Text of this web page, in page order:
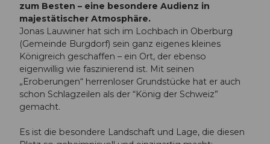
zum Besten – eine besondere Audienz in
majestätischer Atmosphäre.
Jonas Lauwiner hat sich im Lochbach in Oberburg
(Gemeinde Burgdorf) sein ganz eigenes kleines
Königreich geschaffen – ein Ort, der ebenso
eigenwillig wie faszinierend ist. Mit seinen
„Eroberungen“ herrenloser Grundstücke hat er auch
schon Schlagzeilen als der “König der Schweiz”
gemacht.
Es ist die besondere Landschaft und Lage, die diesen